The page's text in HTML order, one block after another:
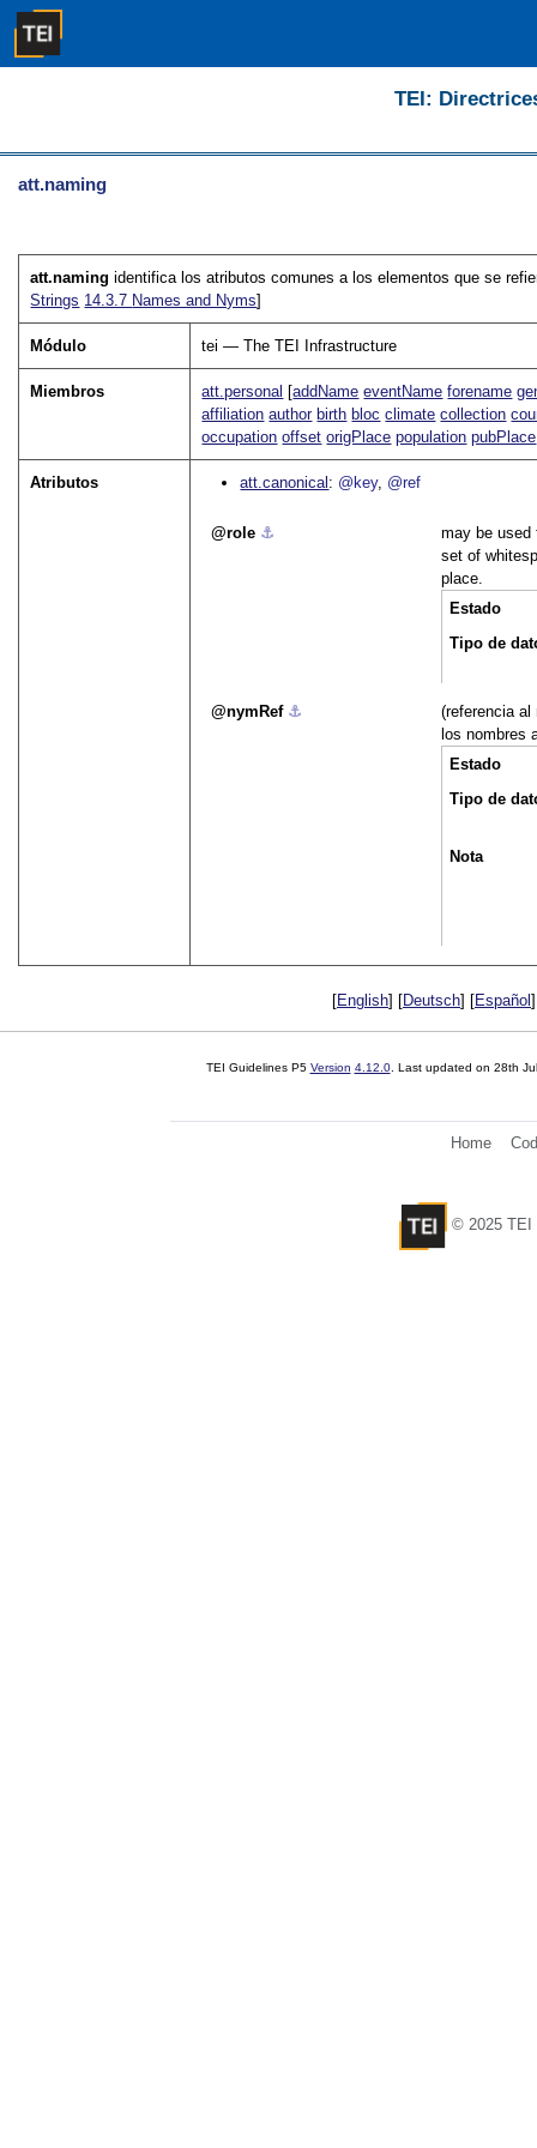
TEI:
att.naming
att.naming identifica los atributos comunes a los elementos que se
Strings 14.3.7 Names and Nyms]
Módulo tei — The TEI Infrastructure
Miembros att.personal [addName eventName forename
affiliation author birth bloc climate collection
occupation offset origPlace population pubPlace
Atributos att.canonical @key @ref
role ⚓︎
may be used
set of
place.
Estado
Tipo de
nymRef ⚓︎
(referencia
los nombres
Estado
Tipo de
Nota
[English] [Deutsch] [Español
TEI Guidelines P5 Version 4.12.0. Last updated on 28th
Home
© 2025